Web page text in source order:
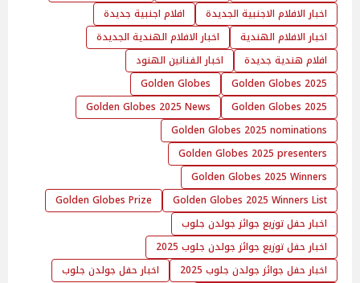
اخبار الافلام الاجنبية الجديدة
افلام اجنبية جديدة
اخبار الافلام الهندية
اخبار الافلام الهندية الجديدة
افلام هندية جديدة
اخبار الفنانين الهنود
2025 Golden Globes
Golden Globes
Golden Globes 2025
Golden Globes 2025 News
Golden Globes 2025 nominations
Golden Globes 2025 presenters
Golden Globes 2025 Winners
Golden Globes 2025 Winners List
Golden Globes Prize
اخبار حفل توزيع جوائز جولدن جلوب
اخبار حفل توزيع جوائز جولدن جلوب 2025
اخبار حفل جوائز جولدن جلوب 2025
اخبار حفل جولدن جلوب